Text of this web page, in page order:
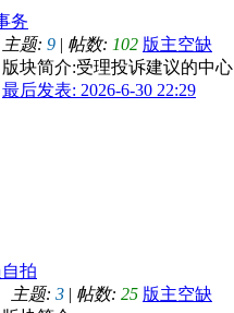
务
主题: 9 | 帖数: 102 版主空缺
版块简介:受理投诉建议的中心
最后发表: 2026-6-30 22:29
拍
主题: 3 | 帖数: 25 版主空缺